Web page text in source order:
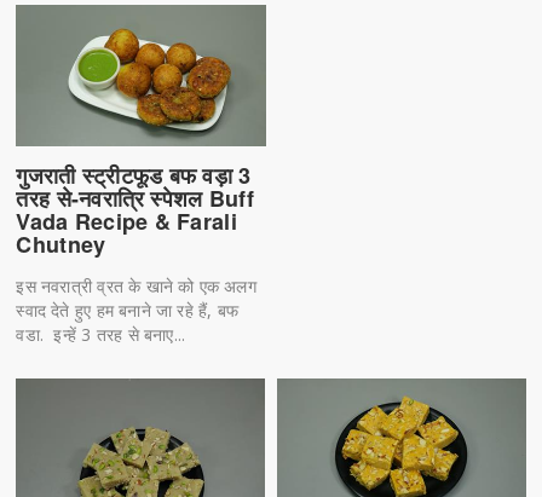
गुजराती स्ट्रीटफूड बफ वड़ा 3
तरह से-नवरात्रि स्पेशल Buff
Vada Recipe & Farali
Chutney
इस नवरात्री व्रत के खाने को एक अलग
स्वाद देते हुए हम बनाने जा रहे हैं, बफ
वडा. इन्हें 3 तरह से बनाए...